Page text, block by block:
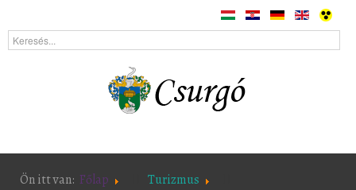
Ön itt van: Főlap
Turizmus